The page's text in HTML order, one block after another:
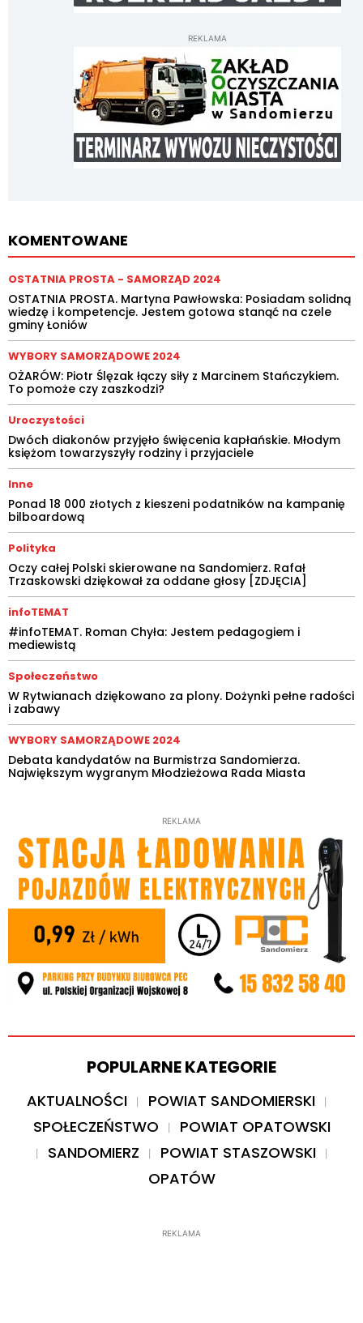
REKLAMA
KOMENTOWANE
OSTATNIA PROSTA - SAMORZĄD 2024
OSTATNIA PROSTA. Martyna Pawłowska: Posiadam solidną
wiedzę i kompetencje. Jestem gotowa stanąć na czele
gminy Łoniów
WYBORY SAMORZĄDOWE 2024
OŻARÓW: Piotr Ślęzak łączy siły z Marcinem Stańczykiem.
To pomoże czy zaszkodzi?
Uroczystości
Dwóch diakonów przyjęło święcenia kapłańskie. Młodym
księżom towarzyszyły rodziny i przyjaciele
Inne
Ponad 18 000 złotych z kieszeni podatników na kampanię
bilboardową
Polityka
Oczy całej Polski skierowane na Sandomierz. Rafał
Trzaskowski dziękował za oddane głosy [ZDJĘCIA]
infoTEMAT
#infoTEMAT. Roman Chyła: Jestem pedagogiem i
mediewistą
Społeczeństwo
W Rytwianach dziękowano za plony. Dożynki pełne radości
i zabawy
WYBORY SAMORZĄDOWE 2024
Debata kandydatów na Burmistrza Sandomierza.
Największym wygranym Młodzieżowa Rada Miasta
REKLAMA
POPULARNE KATEGORIE
AKTUALNOŚCI
POWIAT SANDOMIERSKI
SPOŁECZEŃSTWO
POWIAT OPATOWSKI
SANDOMIERZ
POWIAT STASZOWSKI
OPATÓW
REKLAMA